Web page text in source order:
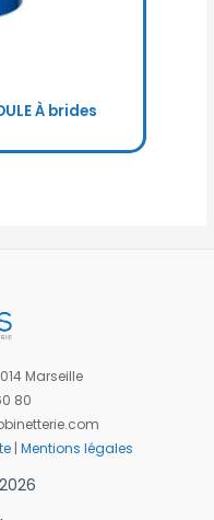
À brides
Marseille
80
| Mentions légales